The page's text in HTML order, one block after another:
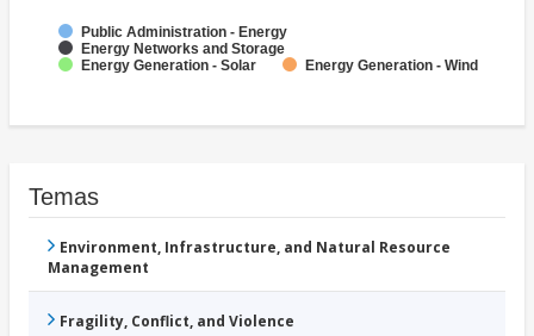
Public Administration - Energy
Energy Networks and Storage
Energy Generation - Solar
Energy Generation - Wind
Temas
Environment, Infrastructure, and Natural Resource
Management
Fragility, Conflict, and Violence